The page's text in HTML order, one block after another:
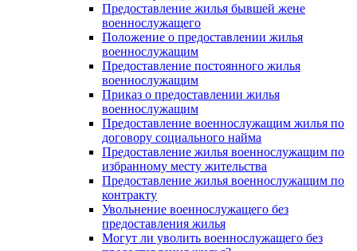
Предоставление жилья бывшей жене
военнослужащего
Положение о предоставлении жилья
военнослужащим
Предоставление постоянного жилья
военнослужащим
Приказ о предоставлении жилья
военнослужащим
Предоставление военнослужащим жилья по
договору социального найма
Предоставление жилья военнослужащим по
избранному месту жительства
Предоставление жилья военнослужащим по
контракту
Увольнение военнослужащего без
предоставления жилья
Могут ли уволить военнослужащего без